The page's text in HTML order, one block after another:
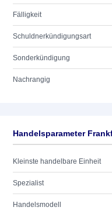
Fälligkeit
Schuldnerkündigungsart
Sonderkündigung
Nachrangig
Handelsparameter
Kleinste handelbare Einheit
Spezialist
Handelsmodell